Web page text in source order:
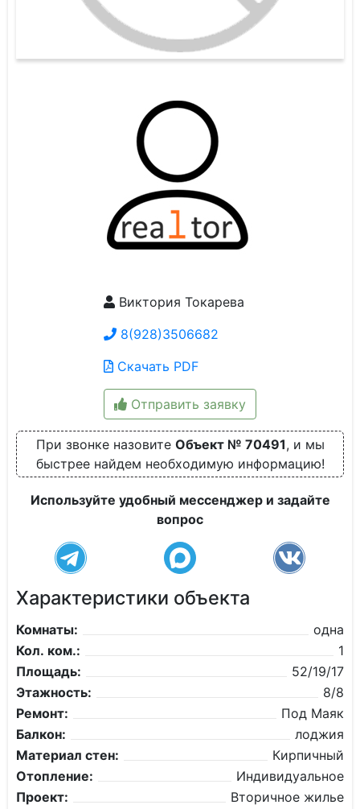
Виктория Токарева
8(928)3506682
Скачать PDF
Отправить заявку
При звонке назовите Объект № 70491, и мы
быстрее найдем необходимую информацию!
Используйте удобный мессенджер и задайте
вопрос
Характеристики объекта
Комнаты:
одна
Кол. ком.:
1
Площадь:
52/19/17
Этажность:
8/8
Ремонт:
Под Маяк
Балкон:
лоджия
Материал стен:
Кирпичный
Отопление:
Индивидуальное
Проект:
Вторичное жилье